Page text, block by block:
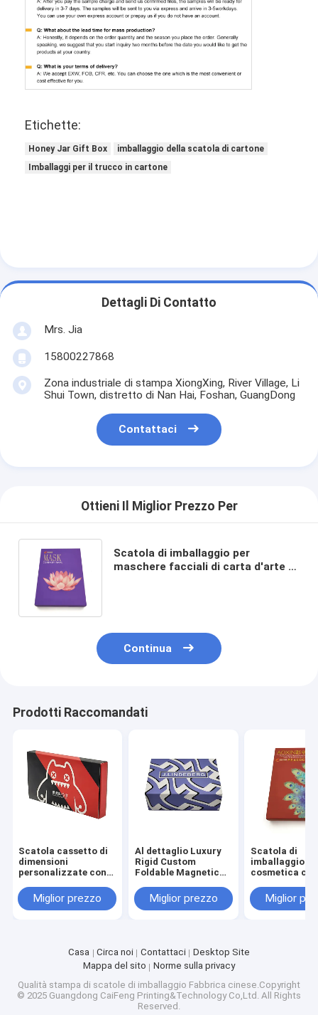
Etichette:
Honey Jar Gift Box
imballaggio della scatola di cartone
Imballaggi per il trucco in cartone
Dettagli Di Contatto
Mrs. Jia
15800227868
Zona industriale di stampa XiongXing, River Village, Li
Shui Town, distretto di Nan Hai, Foshan, GuangDong
Contattaci
Ottieni Il Miglior Prezzo Per
Scatola di imballaggio per
maschere facciali di carta d'arte di
Continua
Prodotti Raccomandati
Scatola cassetto di
dimensioni
personalizzate con
goffratura per
packaging
Miglior prezzo
Al dettaglio Luxury
Rigid Custom
Foldable Magnetic
giorni di tempo di
campionamento e
Miglior prezzo
Scatola di
imballaggio
cosmetica
dimensioni
Miglior
Casa Circa noi Contattaci
Desktop Site
Mappa del sito
Norme sulla privacy
Qualità stampa di scatole di imballaggio Fabbrica cinese.Copyright
© 2025 Guangdong CaiFeng Printing&Technology Co,Ltd. All Rights
Reserved.